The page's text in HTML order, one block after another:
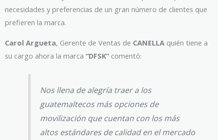
necesidades y preferencias de un gran número de clientes que
prefieren la marca.
Carol Argueta, Gerente de Ventas de CANELLA quién tiene a
su cargo ahora la marca “DFSK” comentó:
Nos llena de alegría traer a los
guatemaltecos más opciones de
movilización que cuentan con los más
altos estándares de calidad en el mercado